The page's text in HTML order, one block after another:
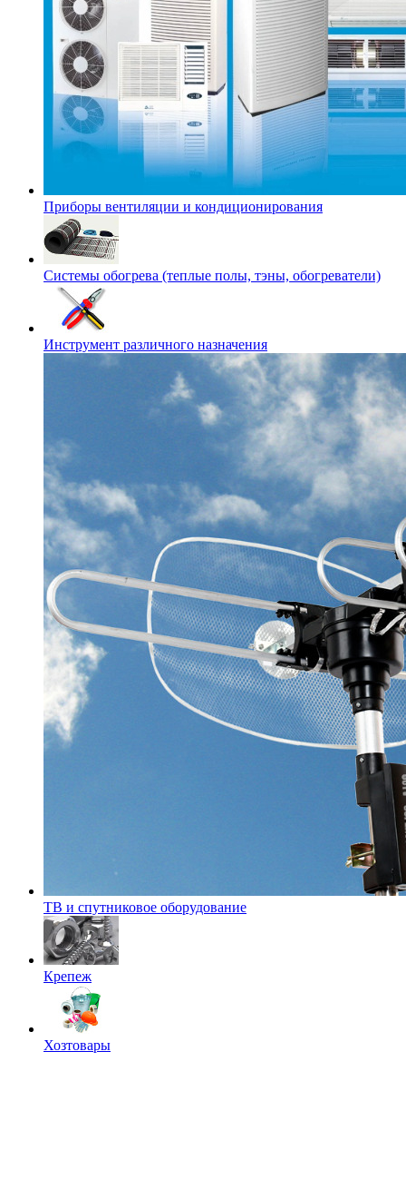
Приборы вентиляции и кондиционирования
Системы обогрева (теплые полы, тэны, обогреватели)
Инструмент различного назначения
ТВ и спутниковое оборудование
Крепеж
Хозтовары